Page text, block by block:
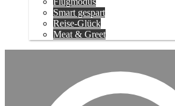
Smart gespart
Reise-Glück
Meat & Greet